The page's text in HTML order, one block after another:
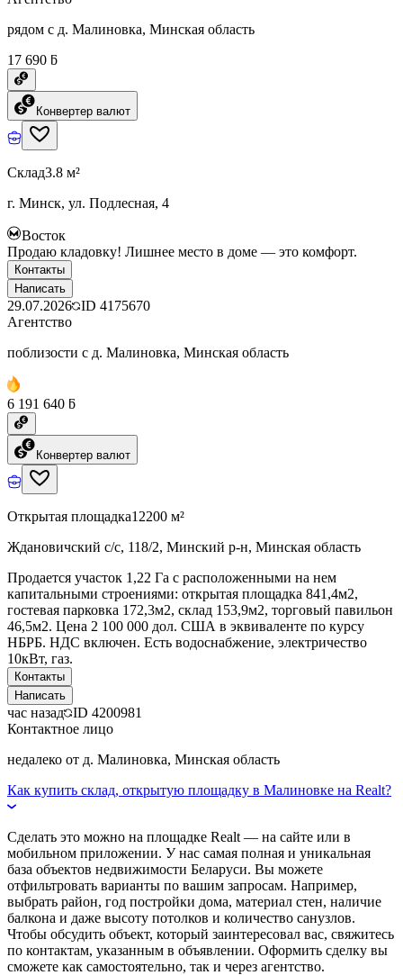
рядом с д. Малиновка, Минская область
17 690 ƃ
Конвертер валют
Склад3.8 м²
г. Минск, ул. Подлесная, 4
Восток
Продаю кладовку! Лишнее место в доме — это комфорт.
Контакты
Написать
29.07.2026 ID 4175670
Агентство
поблизости с д. Малиновка, Минская область
6 191 640 ƃ
Конвертер валют
Открытая площадка12200 м²
Ждановичский с/с, 118/2, Минский р-н, Минская область
Продается участок 1,22 Га с расположенными на нем
капитальными строениями: открытая площадка 841,4м2,
гостевая парковка 172,3м2, склад 153,9м2, торговый павильон
46,5м2. Цена 2 100 000 дол. США в эквиваленте по курсу
НБРБ. НДС включен. Есть водоснабжение, электричество
10кВт, газ.
Контакты
Написать
час назад ID 4200981
Контактное лицо
недалеко от д. Малиновка, Минская область
Как купить склад, открытую площадку в Малиновке на Realt?
Сделать это можно на площадке Realt — на сайте или в
мобильном приложении. У нас самая полная и уникальная
база объектов недвижимости Беларуси. Вы можете
отфильтровать варианты по вашим запросам. Например,
выбрать район, год постройки дома, материал стен, наличие
балкона и даже высоту потолков и количество санузлов.
Чтобы обсудить объект, который заинтересовал вас, свяжитесь
по контактам, указанным в объявлении. Оформить сделку вы
сможете как самостоятельно, так и через агентство.